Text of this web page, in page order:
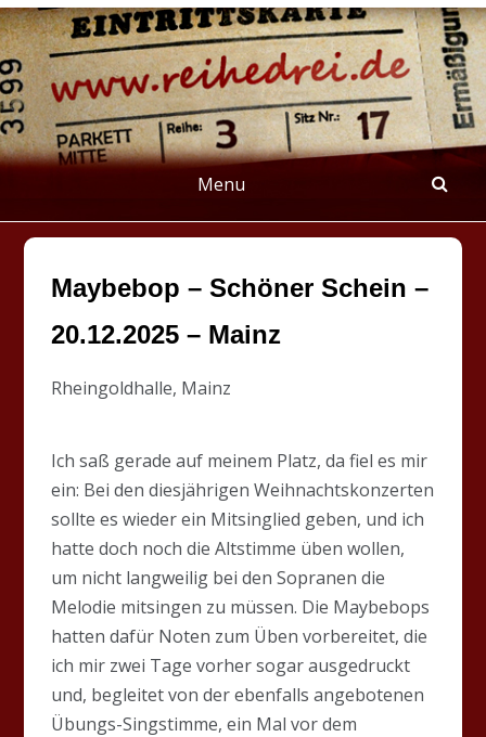
Skip
to
contentREIHEDREI
Berichte über Groß- und Kleinkunst
Menu
Maybebop – Schöner Schein –
20.12.2025 – Mainz
Rheingoldhalle, Mainz
Ich saß gerade auf meinem Platz, da fiel es mir
ein: Bei den diesjährigen Weihnachtskonzerten
sollte es wieder ein Mitsinglied geben, und ich
hatte doch noch die Altstimme üben wollen,
um nicht langweilig bei den Sopranen die
Melodie mitsingen zu müssen. Die Maybebops
hatten dafür Noten zum Üben vorbereitet, die
ich mir zwei Tage vorher sogar ausgedruckt
und, begleitet von der ebenfalls angebotenen
Übungs-Singstimme, ein Mal vor dem